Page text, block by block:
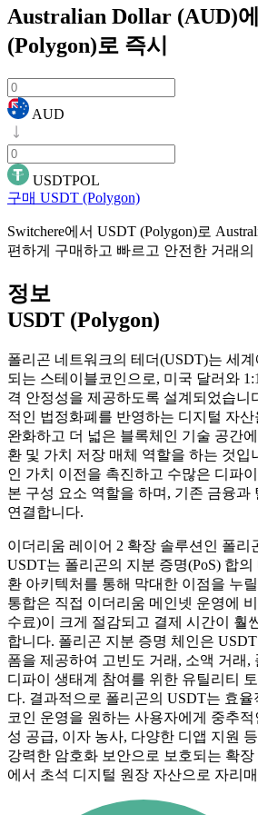
Australian Dollar (AUD)
(Polygon)로 즉시
AUD
USDTPOL
구매 USDT (Polygon)
Switchere에서 USDT (Polygon)로
편하게 구매하고 빠르고 안전한 거래
정보
USDT (Polygon)
폴리곤 네트워크의 테더(USDT)는 세
되는 스테이블코인으로, 미국 달러와
격 안정성을 제공하도록 설계되었습니
적인 법정화폐를 반영하는 디지털 자
완화하고 더 넓은 블록체인 기술 공간
환 및 가치 저장 매체 역할을 하는 것입
인 가치 이전을 촉진하고 수많은 디파
본 구성 요소 역할을 하며, 기존 금융과
연결합니다.
이더리움 레이어 2 확장 솔루션인 폴리
USDT는 폴리곤의 지분 증명(PoS) 합
환 아키텍처를 통해 막대한 이점을 누
통합은 직접 이더리움 메인넷 운영에
수료)이 크게 절감되고 결제 시간이 훨
합니다. 폴리곤 지분 증명 체인은
폼을 제공하여 고빈도 거래, 소액 거래,
디파이 생태계 참여를 위한 유틸리티
다. 결과적으로 폴리곤의 USDT는 효
코인 운영을 원하는 사용자에게 중추
성 공급, 이자 농사, 다양한 디앱 지원
강력한 암호화 보안으로 보호되는 확장
에서 초석 디지털 원장 자산으로 자리